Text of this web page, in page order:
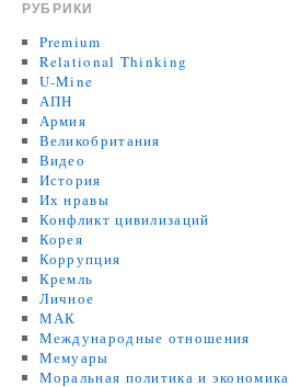
РУБРИКИ
Premium
Relational Thinking
U-Mine
АПН
Армия
Великобритания
Видео
История
Их нравы
Конфликт цивилизаций
Корея
Коррупция
Кремль
Личное
МАК
Международные отношения
Мемуары
Моральная политика и экономика